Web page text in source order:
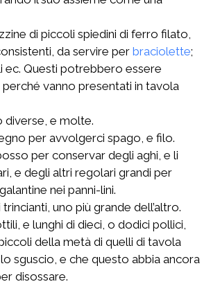
di piccoli spiedini di ferro filato,
da servire per braciolette;
ec. Questi potrebbero essere
perché vanno presentati in tavola
diverse, e molte.
per avvolgerci spago, e filo.
per conservar degli aghi, e li
e degli altri regolari grandi per
nei panni-lini.
uno più grande dell’altro.
e lunghi di dieci, o dodici pollici,
della metà di quelli di tavola
sguscio, e che questo abbia ancora
disossare.